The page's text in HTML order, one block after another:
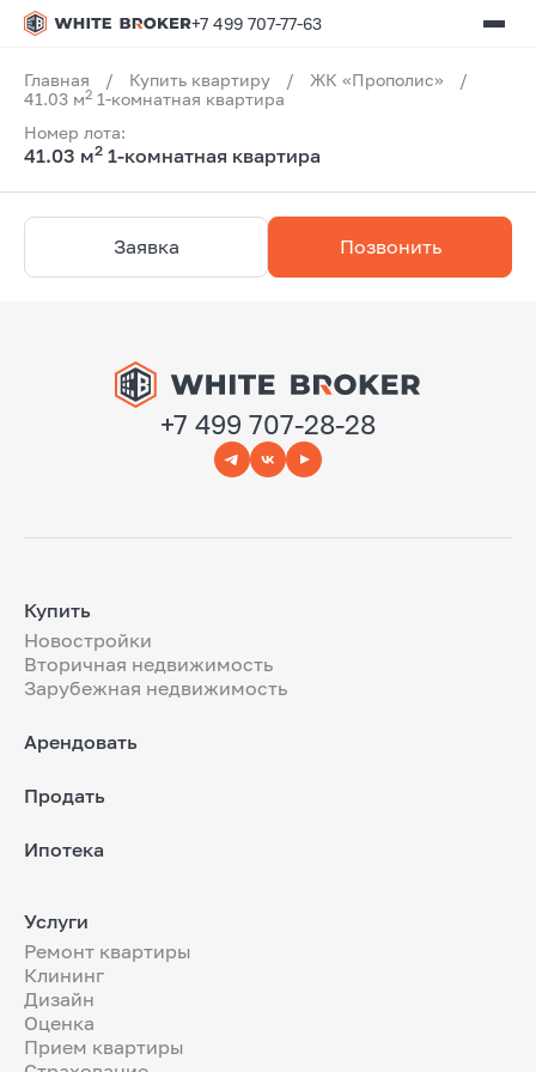
+7 499 707-77-63
Главная / Купить квартиру / ЖК «Прополис»
/
41.03 м2 1-комнатная квартира
Номер лота:
41.03 м2 1-комнатная квартира
Заявка Позвонить
+7 499 707-28-28
Купить
Новостройки
Вторичная недвижимость
Зарубежная недвижимость
Арендовать
Продать
Ипотека
Услуги
Ремонт квартиры
Клининг
Дизайн
Оценка
Прием квартиры